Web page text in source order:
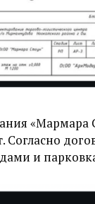
«Мармара
Согласно
и